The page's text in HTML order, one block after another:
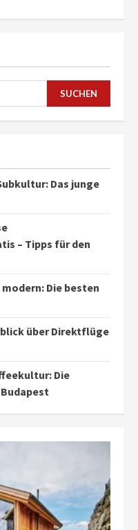
SUCHEN
Das junge
– Tipps für den
Die besten
über Direktflüge
Die